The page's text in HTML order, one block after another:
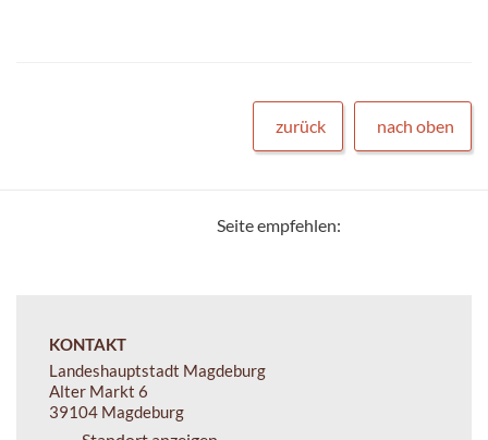
zurück nach oben
Seite empfehlen:
KONTAKT
Landeshauptstadt Magdeburg
Alter Markt 6
39104 Magdeburg